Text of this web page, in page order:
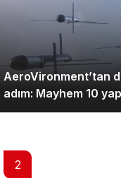
AeroVironment’tan
adım: Mayhem 10
sürü yeteneği
2